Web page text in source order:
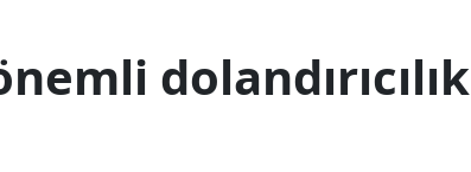
dolandırıcılık